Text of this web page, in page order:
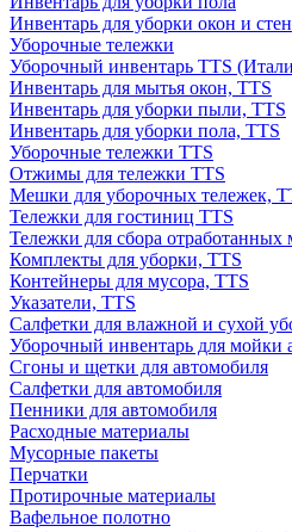
Инвентарь для уборки окон и стен
Уборочные тележки
Уборочный инвентарь TTS
Инвентарь для мытья окон, TTS
Инвентарь для уборки пыли, TTS
Инвентарь для уборки пола, TTS
Уборочные тележки TTS
Отжимы для тележки TTS
Мешки для уборочных тележек,
Тележки для гостиниц TTS
Тележки для сбора отработанных
Комплекты для уборки, TTS
Контейнеры для мусора, TTS
Указатели, TTS
Салфетки для влажной и сухой
Уборочный инвентарь для мойки
Сгоны и щетки для автомобиля
Салфетки для автомобиля
Пенники для автомобиля
Расходные материалы
Мусорные пакеты
Перчатки
Протирочные материалы
Вафельное полотно